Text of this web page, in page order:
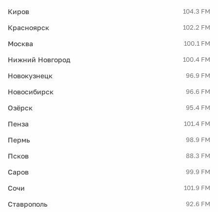
Киров 104.3 FM
Красноярск 102.2 FM
Москва 100.1 FM
Нижний Новгород 100.4 FM
Новокузнецк 96.9 FM
Новосибирск 96.6 FM
Озёрск 95.4 FM
Пенза 101.4 FM
Пермь 98.9 FM
Псков 88.3 FM
Саров 99.9 FM
Сочи 101.9 FM
Ставрополь 92.6 FM